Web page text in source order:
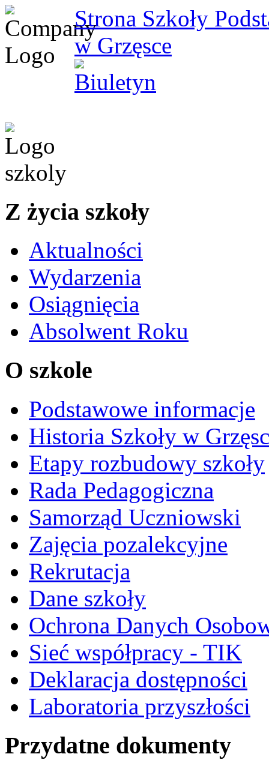
Strona Szkoły
w Grzęsce
Z życia szkoły
Aktualności
Wydarzenia
Osiągnięcia
Absolwent Roku
O szkole
Podstawowe informacje
Historia Szkoły w
Etapy rozbudowy szkoły
Rada Pedagogiczna
Samorząd Uczniowski
Zajęcia pozalekcyjne
Rekrutacja
Dane szkoły
Ochrona Danych
Sieć współpracy - TIK
Deklaracja dostępności
Laboratoria przyszłości
Przydatne dokumenty